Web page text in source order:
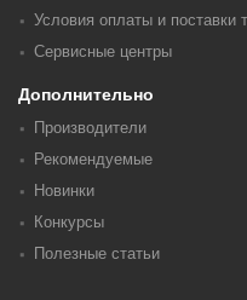
Условия оплаты и поставки
Сервисные центры
Дополнительно
Производители
Рекомендуемые
Новинки
Конкурсы
Полезные статьи